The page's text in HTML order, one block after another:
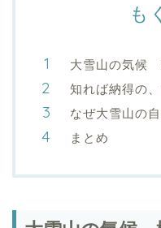
も
大雪山の気候
知れば納得の
なぜ大雪山の
まとめ